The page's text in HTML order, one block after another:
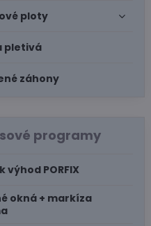
ploty
pletivá
záhony
programy
výhod PORFIX
okná + markíza